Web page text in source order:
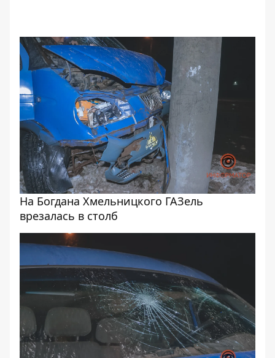
На Богдана Хмельницкого ГАЗель
врезалась в столб